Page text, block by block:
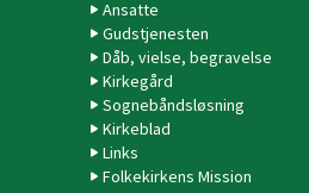
Ansatte
Gudstjenesten
Dåb, vielse, begravelse
Kirkegård
Sognebåndsløsning
Kirkeblad
Links
Folkekirkens Mission